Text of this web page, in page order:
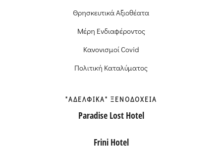
Θρησκευτικά Αξιοθέατα
Μέρη Ενδιαφέροντος
Κανονισμοί Covid
Πολιτική Καταλύματος
"ΑΔΕΛΦΙΚΑ" ΞΕΝΟΔΟΧΕΙΑ
Paradise Lost Hotel
Frini Hotel